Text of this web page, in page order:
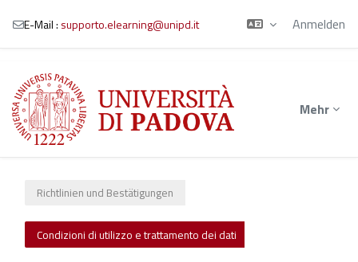
Zum Hauptinhalt
E-Mail : supporto.elearning@unipd.it Anmelden
Mehr
Richtlinien und Bestätigungen
Condizioni di utilizzo e trattamento dei dati